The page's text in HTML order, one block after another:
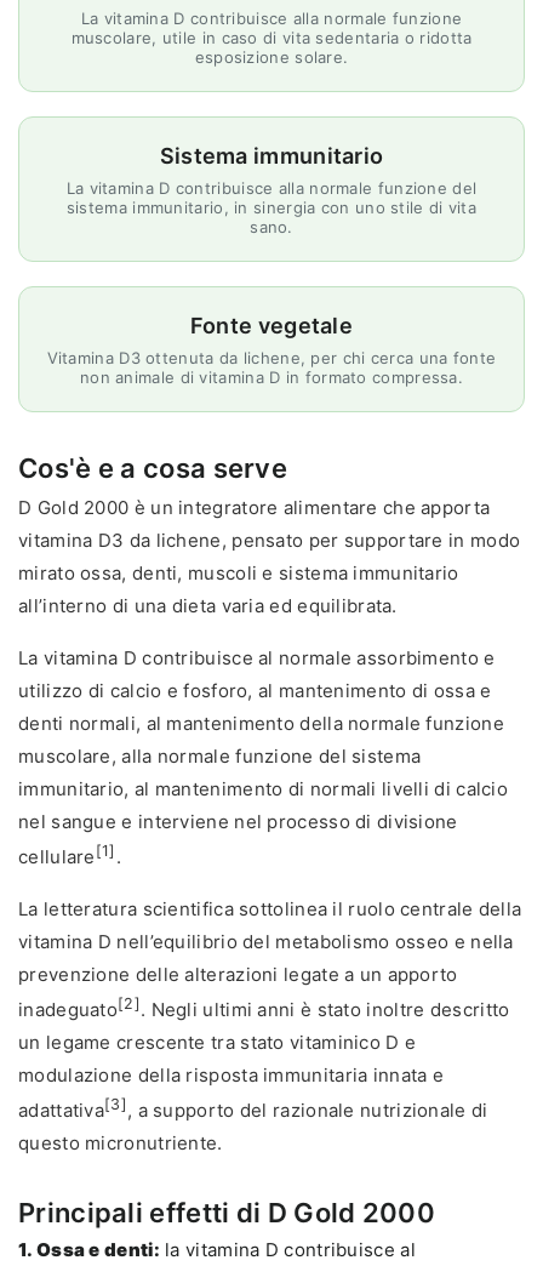
La vitamina D contribuisce alla normale funzione
muscolare, utile in caso di vita sedentaria o ridotta
esposizione solare.
Sistema immunitario
La vitamina D contribuisce alla normale funzione del
sistema immunitario, in sinergia con uno stile di vita
sano.
Fonte vegetale
Vitamina D3 ottenuta da lichene, per chi cerca una fonte
non animale di vitamina D in formato compressa.
Cos'è e a cosa serve
D Gold 2000 è un integratore alimentare che apporta
vitamina D3 da lichene, pensato per supportare in modo
mirato ossa, denti, muscoli e sistema immunitario
all’interno di una dieta varia ed equilibrata.
La vitamina D contribuisce al normale assorbimento e
utilizzo di calcio e fosforo, al mantenimento di ossa e
denti normali, al mantenimento della normale funzione
muscolare, alla normale funzione del sistema
immunitario, al mantenimento di normali livelli di calcio
nel sangue e interviene nel processo di divisione
cellulare [1] .
La letteratura scientifica sottolinea il ruolo centrale della
vitamina D nell’equilibrio del metabolismo osseo e nella
prevenzione delle alterazioni legate a un apporto
inadeguato[2] . Negli ultimi anni è stato inoltre descritto
un legame crescente tra stato vitaminico D e
modulazione della risposta immunitaria innata e
adattativa[3] , a supporto del razionale nutrizionale di
questo micronutriente.
Principali effetti di D Gold 2000
1. Ossa e denti: la vitamina D contribuisce al